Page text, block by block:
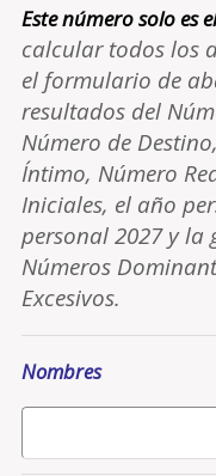
Este número solo es
calcular todos los
el formulario de
resultados del
Número de
Íntimo, Número
Iniciales, el año
personal 2027 y la
Números
Excesivos.
Nombres